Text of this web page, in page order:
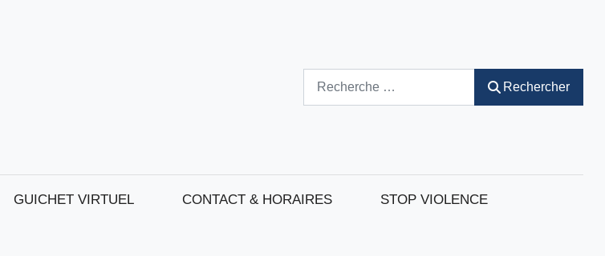
Rechercher
GUICHET VIRTUEL CONTACT & HORAIRES STOP VIOLENCE